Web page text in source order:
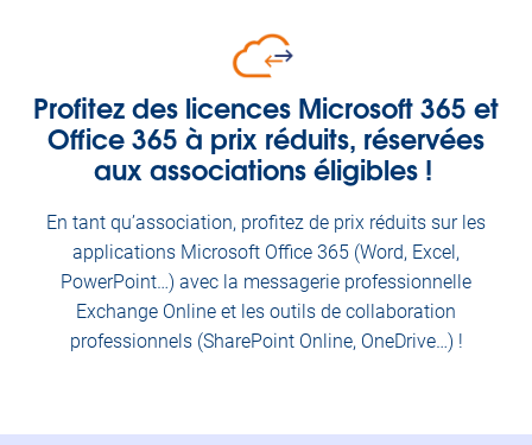
Profitez des licences Microsoft 365 et
Office 365 à prix réduits, réservées
aux associations éligibles !
En tant qu’association, profitez de prix réduits sur les
applications Microsoft Office 365 (Word, Excel,
PowerPoint…) avec la messagerie professionnelle
Exchange Online et les outils de collaboration
professionnels (SharePoint Online, OneDrive…) !